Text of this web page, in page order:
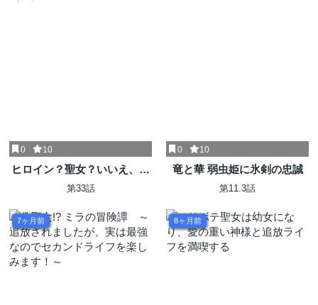
0 10
ヒロイン？聖女？いいえ、オ
ールワークスメイドです
第33話
0 10
竜と華 弱虫姫に氷剣の忠誠
第11.3話
7ヶ月前 8ヶ月前